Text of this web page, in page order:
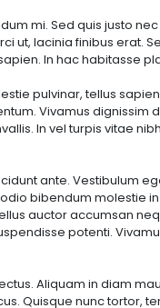
mi. Sed quis justo
ut, lacinia finibus erat.
In hac habitasse
pulvinar, tellus
Vivamus
In vel turpis vitae
ante. Vestibulum
bibendum molestie
auctor accumsan
potenti.
Aliquam in diam
Quisque nunc tortor,